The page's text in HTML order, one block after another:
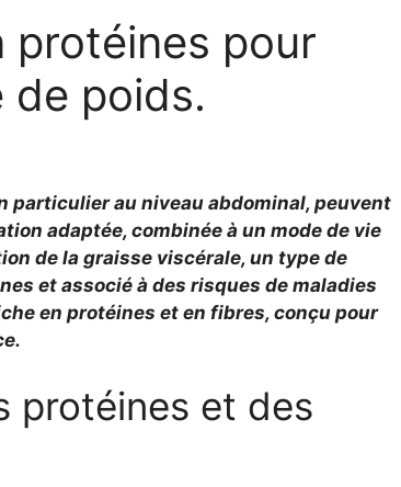
protéines pour
poids.
particulier au niveau abdominal, peuvent
adaptée, combinée à un mode de vie
de la graisse viscérale, un type de
et associé à des risques de maladies
en protéines et en fibres, conçu pour
protéines et des